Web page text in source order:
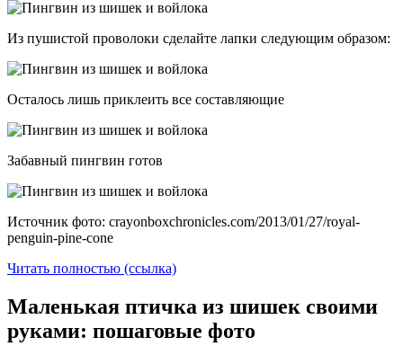
Из пушистой проволоки сделайте лапки следующим образом:
Осталось лишь приклеить все составляющие
Забавный пингвин готов
Источник фото: crayonboxchronicles.com/2013/01/27/royal-
penguin-pine-cone
Читать полностью (ссылка)
Маленькая птичка из шишек своими
руками: пошаговые фото